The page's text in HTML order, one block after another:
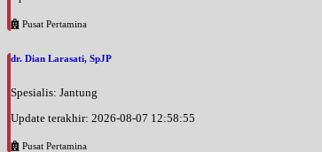
Pusat Pertamina
dr. Dian Larasati, SpJP
Spesialis: Jantung
Update terakhir: 2026-08-07 12:58:55
Pusat Pertamina